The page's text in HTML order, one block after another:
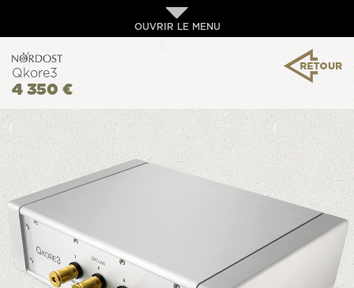
OUVRIR LE MENU
Qkore3
4 350 €